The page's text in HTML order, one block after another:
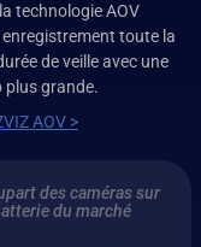
technologie AOV
toute la
de veille avec une
plus grande.
AOV >
des caméras sur
du marché